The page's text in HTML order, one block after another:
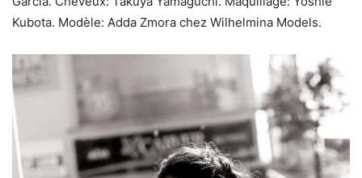
Kubota. Modèle: Adda Zmora chez Wilhelmina Models.